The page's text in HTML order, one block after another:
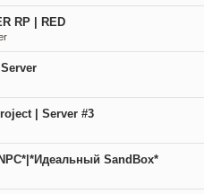
RP | RED
| Server #3
SandBox*